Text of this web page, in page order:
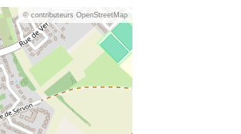
© contributeurs OpenStreetMap